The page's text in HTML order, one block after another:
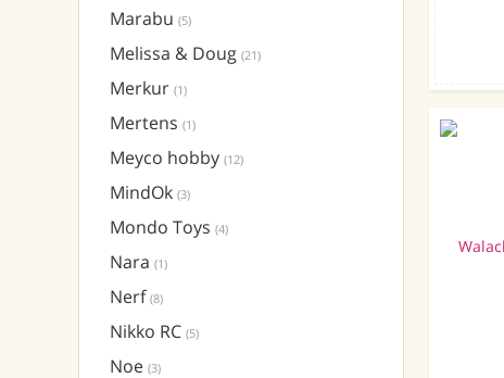
Marabu (5)
Melissa & Doug (21)
Merkur (1)
Mertens (1)
Meyco hobby (12)
MindOk (3)
Mondo Toys (4)
Nara (1)
Nerf (8)
Nikko RC (5)
Noe (3)